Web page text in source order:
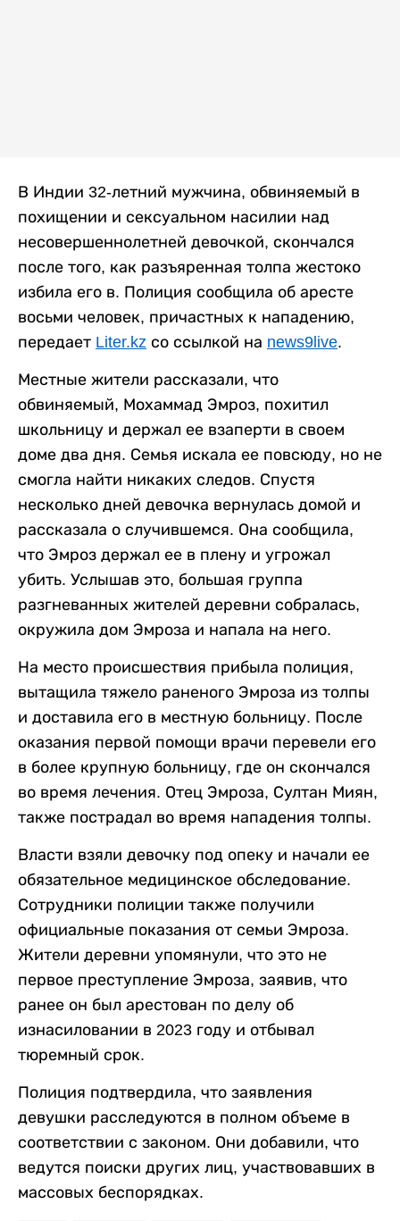
В Индии 32-летний мужчина, обвиняемый в
похищении и сексуальном насилии над
несовершеннолетней девочкой, скончался
после того, как разъяренная толпа жестоко
избила его в. Полиция сообщила об аресте
восьми человек, причастных к нападению,
передает Liter.kz со ссылкой на news9live.
Местные жители рассказали, что
обвиняемый, Мохаммад Эмроз, похитил
школьницу и держал ее взаперти в своем
доме два дня. Семья искала ее повсюду, но не
смогла найти никаких следов. Спустя
несколько дней девочка вернулась домой и
рассказала о случившемся. Она сообщила,
что Эмроз держал ее в плену и угрожал
убить. Услышав это, большая группа
разгневанных жителей деревни собралась,
окружила дом Эмроза и напала на него.
На место происшествия прибыла полиция,
вытащила тяжело раненого Эмроза из толпы
и доставила его в местную больницу. После
оказания первой помощи врачи перевели его
в более крупную больницу, где он скончался
во время лечения. Отец Эмроза, Султан Миян,
также пострадал во время нападения толпы.
Власти взяли девочку под опеку и начали ее
обязательное медицинское обследование.
Сотрудники полиции также получили
официальные показания от семьи Эмроза.
Жители деревни упомянули, что это не
первое преступление Эмроза, заявив, что
ранее он был арестован по делу об
изнасиловании в 2023 году и отбывал
тюремный срок.
Полиция подтвердила, что заявления
девушки расследуются в полном объеме в
соответствии с законом. Они добавили, что
ведутся поиски других лиц, участвовавших в
массовых беспорядках.